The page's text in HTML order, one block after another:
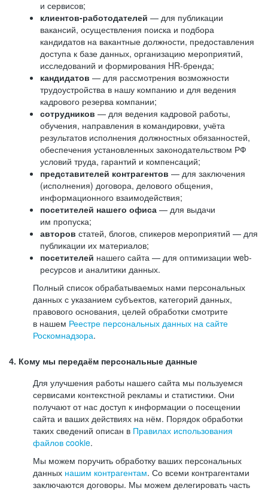
и сервисов;
клиентов-работодателей — для публикации
вакансий, осуществления поиска и подбора
кандидатов на вакантные должности, предоставления
доступа к базе данных, организацию мероприятий,
исследований и формирования HR-бренда;
кандидатов — для рассмотрения возможности
трудоустройства в нашу компанию и для ведения
кадрового резерва компании;
сотрудников — для ведения кадровой работы,
обучения, направления в командировки, учёта
результатов исполнения должностных обязанностей,
обеспечения установленных законодательством РФ
условий труда, гарантий и компенсаций;
представителей контрагентов — для заключения
(исполнения) договора, делового общения,
информационного взаимодействия;
посетителей нашего офиса — для выдачи
им пропуска;
авторов статей, блогов, спикеров мероприятий — для
публикации их материалов;
посетителей нашего сайта — для оптимизации web-
ресурсов и аналитики данных.
Полный список обрабатываемых нами персональных
данных с указанием субъектов, категорий данных,
правового основания, целей обработки смотрите
в нашем Реестре персональных данных на сайте
Роскомнадзора.
4. Кому мы передаём персональные данные
Для улучшения работы нашего сайта мы пользуемся
сервисами контекстной рекламы и статистики. Они
получают от нас доступ к информации о посещении
сайта и ваших действиях на нём. Порядок обработки
таких сведений описан в Правилах использования
файлов cookie.
Мы можем поручить обработку ваших персональных
данных нашим контрагентам. Со всеми контрагентами
заключаются договоры. Мы можем делегировать часть